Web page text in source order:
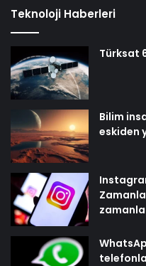
Teknoloji Haberleri
Türksat
Bilim
eskiden